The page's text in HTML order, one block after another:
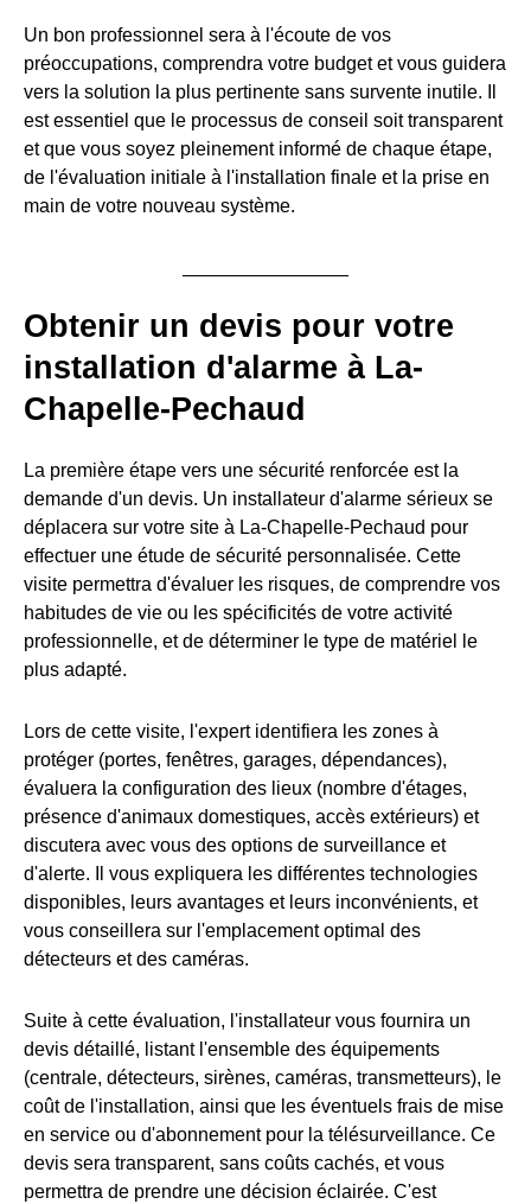
Un bon professionnel sera à l'écoute de vos
préoccupations, comprendra votre budget et vous guidera
vers la solution la plus pertinente sans survente inutile. Il
est essentiel que le processus de conseil soit transparent
et que vous soyez pleinement informé de chaque étape,
de l'évaluation initiale à l'installation finale et la prise en
main de votre nouveau système.
Obtenir un devis pour votre
installation d'alarme à La-
Chapelle-Pechaud
La première étape vers une sécurité renforcée est la
demande d'un devis. Un installateur d'alarme sérieux se
déplacera sur votre site à La-Chapelle-Pechaud pour
effectuer une étude de sécurité personnalisée. Cette
visite permettra d'évaluer les risques, de comprendre vos
habitudes de vie ou les spécificités de votre activité
professionnelle, et de déterminer le type de matériel le
plus adapté.
Lors de cette visite, l'expert identifiera les zones à
protéger (portes, fenêtres, garages, dépendances),
évaluera la configuration des lieux (nombre d'étages,
présence d'animaux domestiques, accès extérieurs) et
discutera avec vous des options de surveillance et
d'alerte. Il vous expliquera les différentes technologies
disponibles, leurs avantages et leurs inconvénients, et
vous conseillera sur l'emplacement optimal des
détecteurs et des caméras.
Suite à cette évaluation, l'installateur vous fournira un
devis détaillé, listant l'ensemble des équipements
(centrale, détecteurs, sirènes, caméras, transmetteurs), le
coût de l'installation, ainsi que les éventuels frais de mise
en service ou d'abonnement pour la télésurveillance. Ce
devis sera transparent, sans coûts cachés, et vous
permettra de prendre une décision éclairée. C'est